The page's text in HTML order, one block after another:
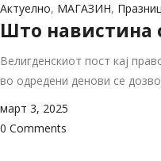
Актуелно, МАГАЗИН,
Што навистина
Велигденскиот пост кај
во одредени денови се
март 3, 2025
0 Comments